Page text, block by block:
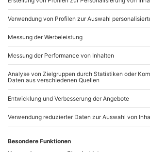
Artikelnummer:58370
Andere Produkte entdecken
-15% CLUB DEAL